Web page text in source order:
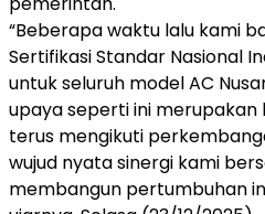
“Beberapa waktu lalu kami
Sertifikasi Standar Nasional
untuk seluruh model AC
upaya seperti ini
terus mengikuti
wujud nyata sinergi kami
membangun pertumbuhan